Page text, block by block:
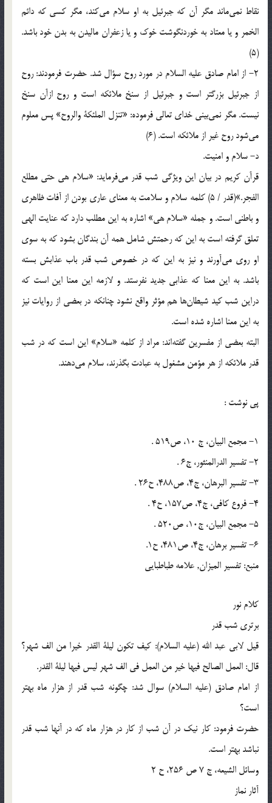
نقاط نمى‌ماند مگر آن كه جبرئیل به او سلام مى‌كند، مگر كسى كه دائم
الخمر و یا معتاد به خوردنگوشت ‌خوك و یا زعفران مالیدن به بدن خود باشد.
(5)
2- از امام صادق علیه السلام در مورد روح سؤال شد. حضرت فرمودند: روح
از جبرئیل بزرگتر است و جبرئیل از سنخ ملائكه است و روح ازآن سنخ
نیست. مگر نمى‌بینى خداى تعالى فرموده: «تنزل الملئكة والروح‌» پس معلوم
مى‌شود روح غیر از ملائكه است. (6)
د- سلام و امنیت.
قرآن كریم در بیان این ویژگى شب قدر مى‌فرماید: «سلام هى حتى مطلع
الفجر.»(قدر / 5) كلمه سلام و سلامت ‌به معناى عارى بودن از آفات ظاهرى
و باطنى است. و جمله «سلام هى‌» اشاره به این مطلب دارد كه عنایت الهى
تعلق گرفته است‌ به این كه رحمتش شامل همه آن بندگان بشود كه به سوى
او روى مى‌آورند و نیز به این كه در خصوص شب قدر باب عذابش بسته
باشد. به این معنا كه عذابى جدید نفرستد. و لازمه این معنا این است كه
دراین شب كید شیطان‌ها هم مؤثر واقع نشود چنانكه در بعضى از روایات نیز
به این معنا اشاره شده است.
البته بعضى از مفسرین گفته‌اند: مراد از كلمه «سلام‌» این است كه در شب
قدر ملائكه از هر مؤمن مشغول به عبادت بگذرند، سلام مى‌دهند.
پي نوشت :
1- مجمع البیان، ج 10، ص‌519 .
2- تفسیر الدرالمنثور، ج‌6 .
3- تفسیر البرهان، ج‌4، ص‌488، ح‌26 .
4- فروع كافى، ج‌4، ص‌157، ح‌4 .
5- مجمع البیان، ج‌10، ص‌520 .
6- تفسیر برهان، ج‌4، ص‌481، ح‌1.
منبع: تفسیر المیزان, علامه طباطبایی
کلام نور
برترى شب قدر
قيل لابى عبد الله (عليه السلام): كيف تكون ليلة القدر خيرا من الف شهر؟
قال: العمل الصالح فيها خير من العمل فى الف شهر ليس فيها ليلة القدر.
از امام صادق (عليه السلام) سوال شد: چگونه شب قدر از هزار ماه بهتر
است؟
حضرت فرمود: كار نيك در آن شب از كار در هزار ماه كه در آنها شب قدر
نباشد بهتر است.
وسائل الشيعه، ج 7 ص 256، ح 2
آثار نماز